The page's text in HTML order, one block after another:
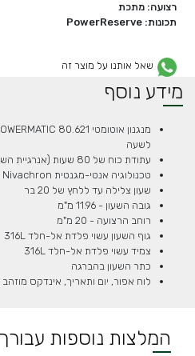
רצועה: מתכת
תכונות: PowerReserve
שאל אותנו על מוצר זה
מידע נוסף
לשעה
עתודת כוח של 80 שעות (אנרגיית השעון ללא תנועה)
טכנולוגיה אנטי-מגנטית Nivachron לשמירת דיוק השעון
שעון צלילה עד ללחץ של 20 בר
גובה השעון - 11.96 מ"מ
רוחב הרצועה - 20 מ"מ
גוף השעון עשוי פלדת אל-חלד 316L
צמיד עשוי פלדת אל-חלד 316L
כתר השעון בהברגה
לוח אפור, יום ותאריך, אינדקס
המלצות נוספות עבורך